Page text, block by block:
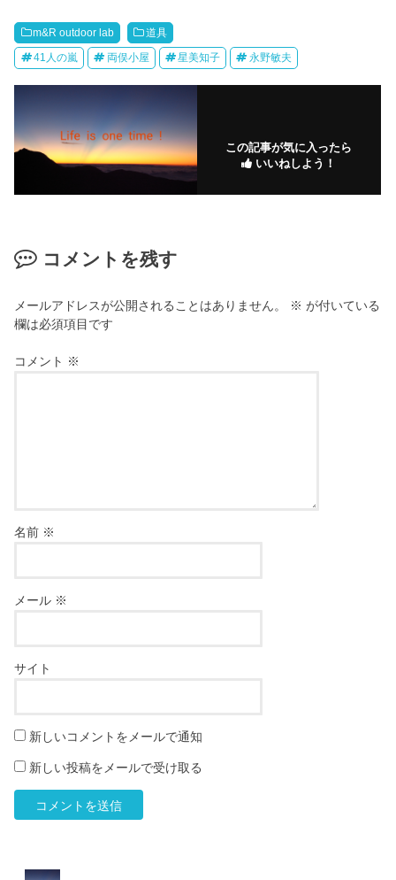
m&R outdoor lab 道具
41人の嵐 両俣小屋 星美知子 永野敏夫
この記事が気に入ったら
いいねしよう！
コメントを残す
メールアドレスが公開されることはありません。 ※ が付いている
欄は必須項目です
コメント ※
名前 ※
メール ※
サイト
新しいコメントをメールで通知
新しい投稿をメールで受け取る